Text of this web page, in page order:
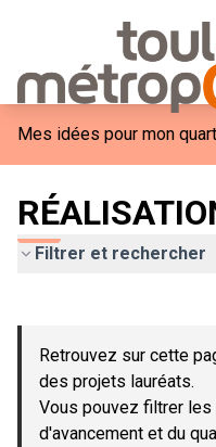
Mes idées pour mon
Filtrer et rechercher
−
Retrouvez sur cette
des projets lauréats.
Vous pouvez filtrer
d'avancement et du